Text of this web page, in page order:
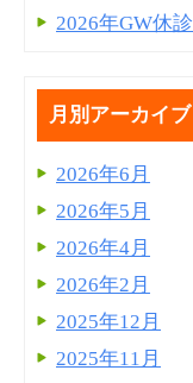
2026年GW休
月別アーカイブ
2026年6月
2026年5月
2026年4月
2026年2月
2025年12月
2025年11月